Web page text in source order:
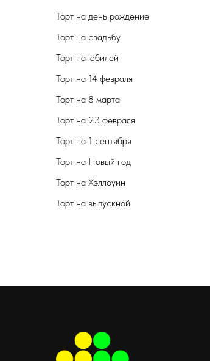
Торт на день рождение
Торт на свадьбу
Торт на юбилей
Торт на 14 февраля
Торт на 8 марта
Торт на 23 февраля
Торт на 1 сентября
Торт на Новый год
Торт на Хэллоуин
Торт на выпускной